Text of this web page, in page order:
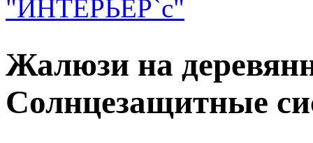
Жалюзи на
Солнцезащитные